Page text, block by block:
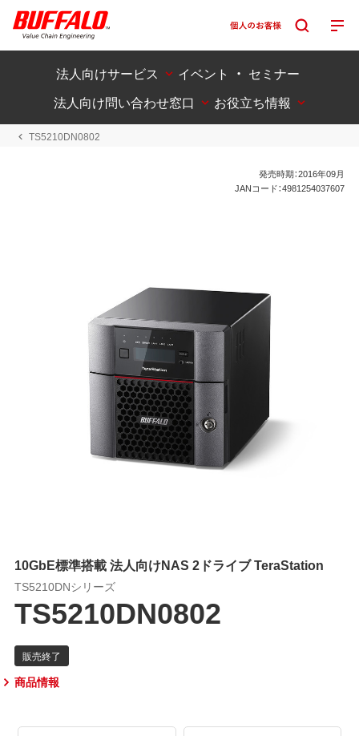
法人向けサービス
イベント ・ セミナー
法人向け問い合わせ窓口
お役立ち情報
TS5210DN0802
発売時期：2016年09月
JANコード：4981254037607
10GbE標準搭載 法人向けNAS 2ドライブ TeraStation
TS5210DNシリーズ
TS5210DN0802
商品情報